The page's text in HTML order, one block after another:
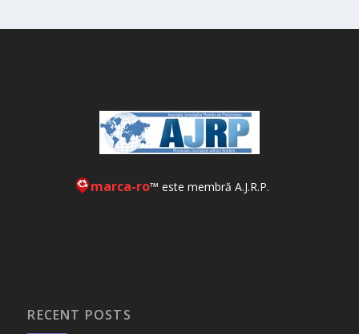
marca-ro™ este membră A.J.R.P.
RECENT POSTS